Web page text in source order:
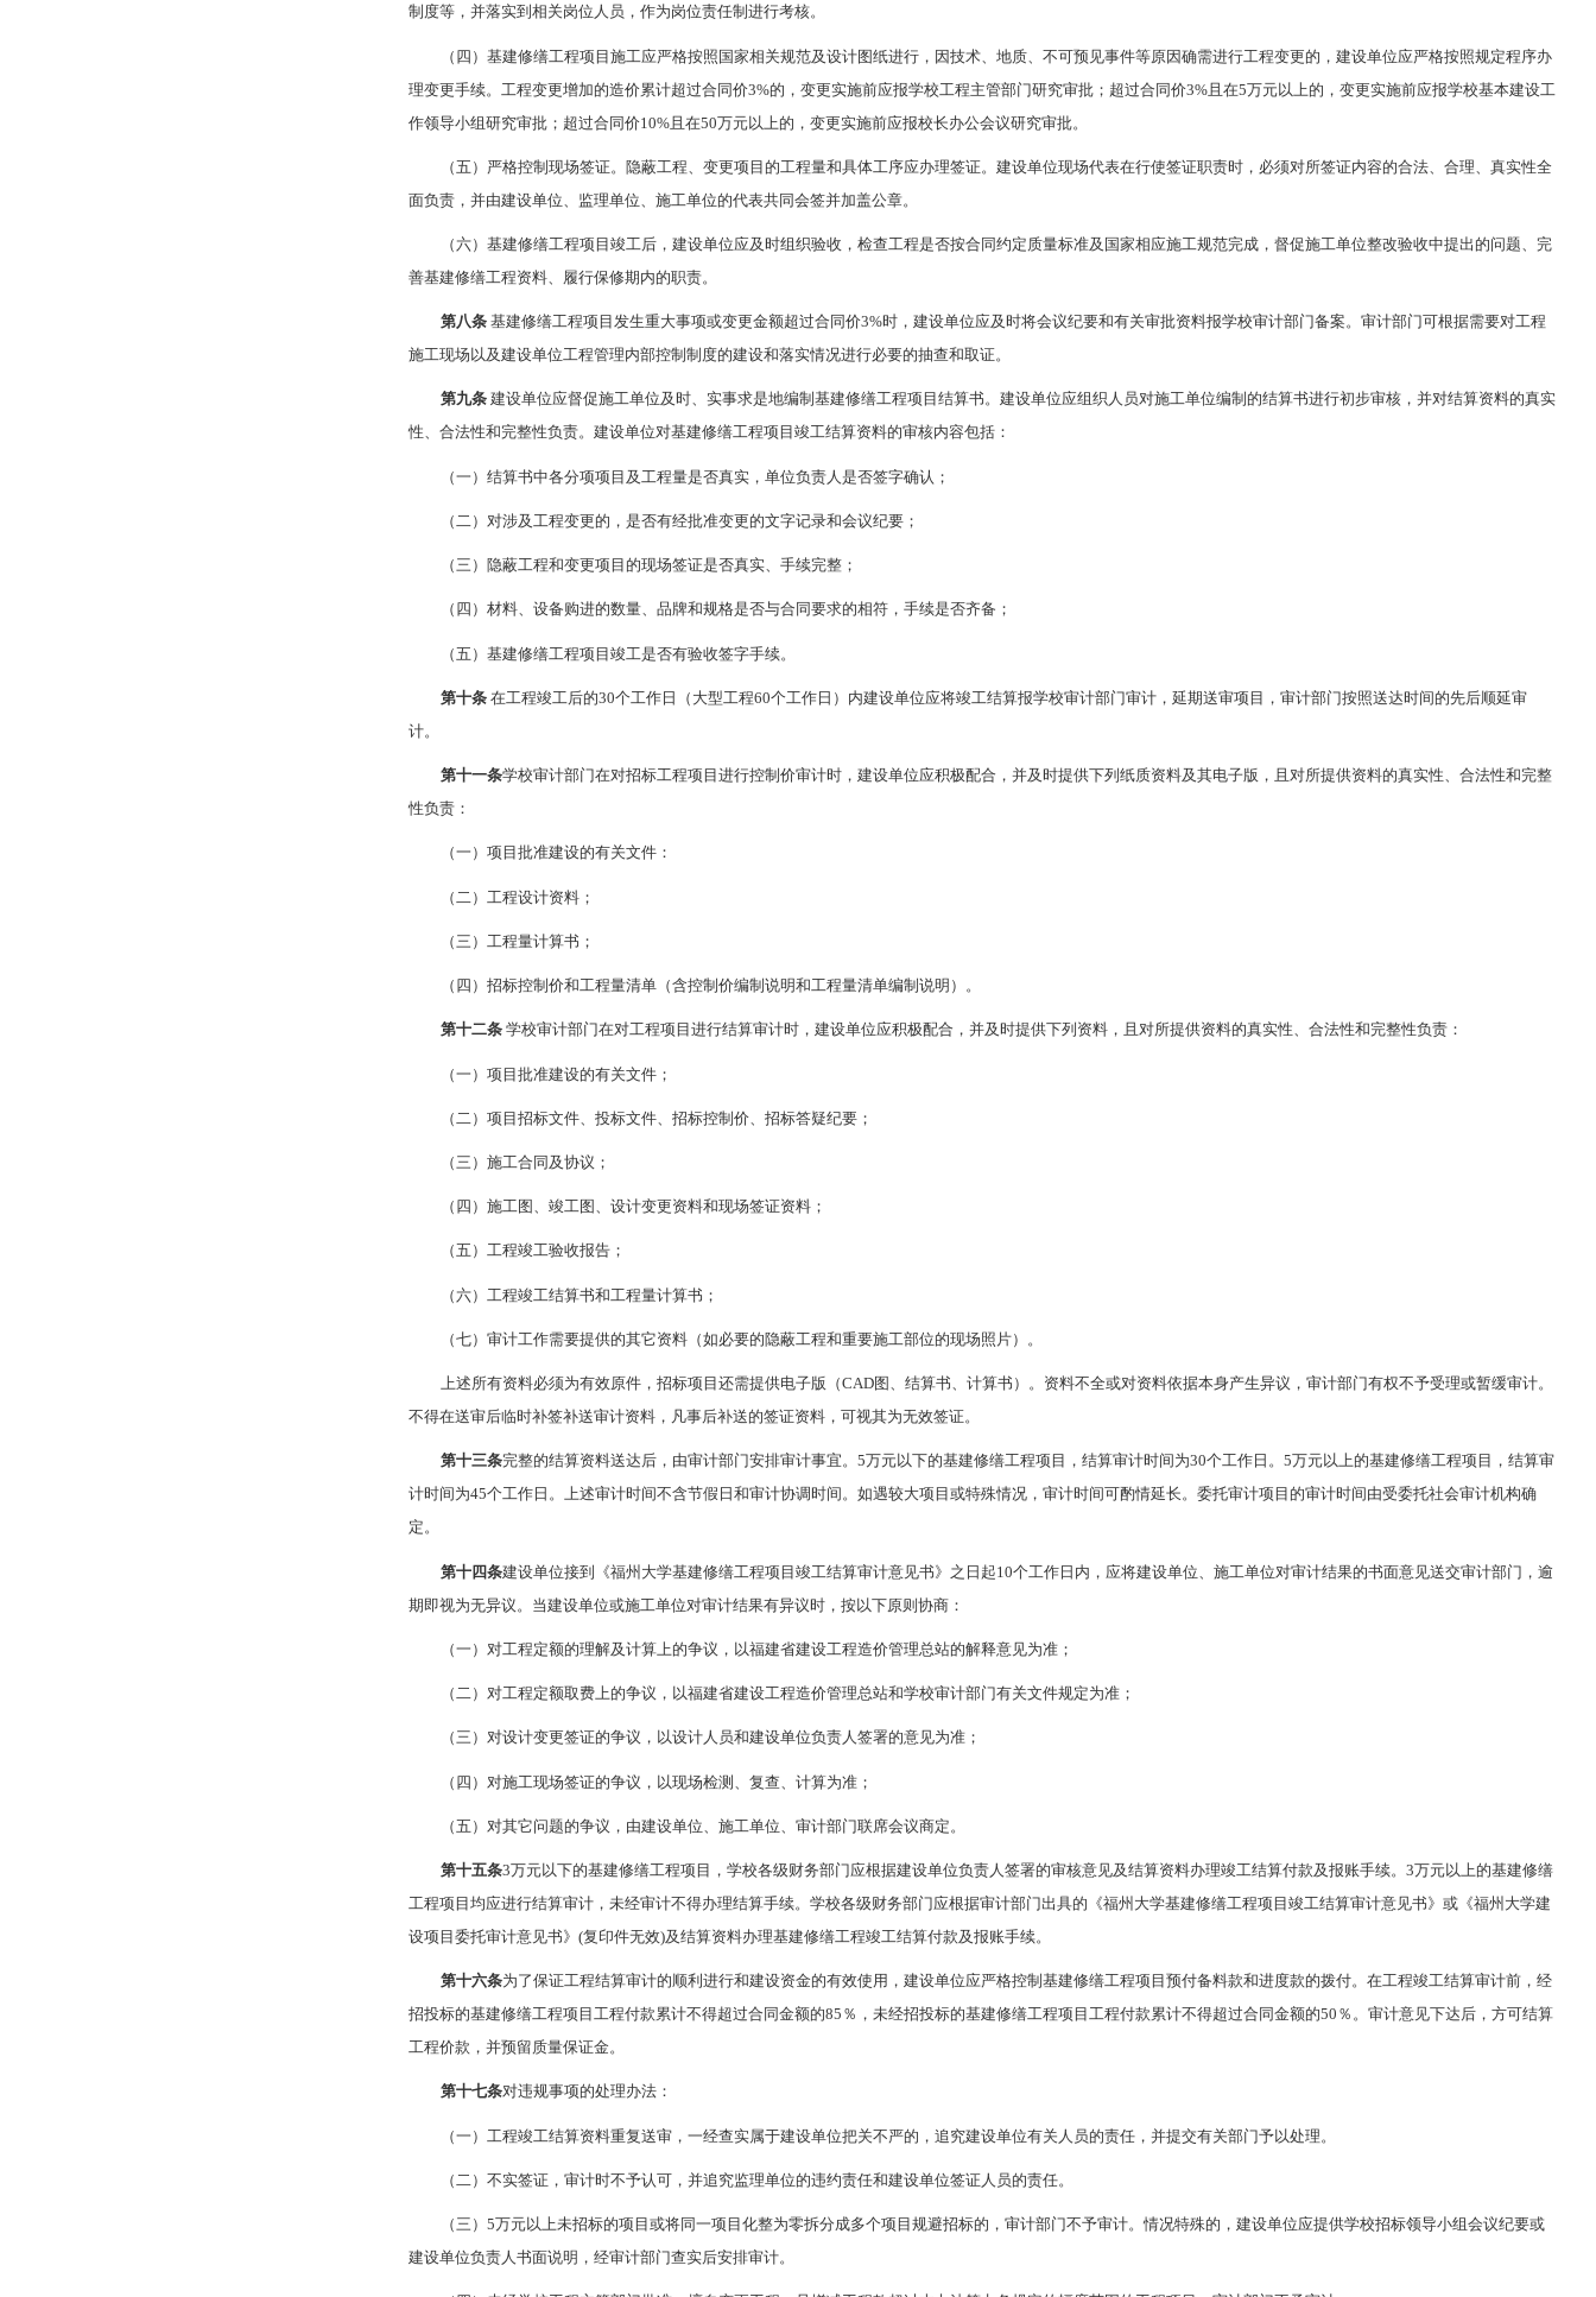
制度等，并落实到相关岗位人员，作为岗位责任制进行考核。
（四）基建修缮工程项目施工应严格按照国家相关规范及设计图纸进行，因技术、地质、不可预见事件等原因确需进行工程变更的，建设单位应严格按照规定程序办
理变更手续。工程变更增加的造价累计超过合同价3%的，变更实施前应报学校工程主管部门研究审批；超过合同价3%且在5万元以上的，变更实施前应报学校基本建设工
作领导小组研究审批；超过合同价10%且在50万元以上的，变更实施前应报校长办公会议研究审批。
（五）严格控制现场签证。隐蔽工程、变更项目的工程量和具体工序应办理签证。建设单位现场代表在行使签证职责时，必须对所签证内容的合法、合理、真实性全
面负责，并由建设单位、监理单位、施工单位的代表共同会签并加盖公章。
（六）基建修缮工程项目竣工后，建设单位应及时组织验收，检查工程是否按合同约定质量标准及国家相应施工规范完成，督促施工单位整改验收中提出的问题、完
善基建修缮工程资料、履行保修期内的职责。
第八条 基建修缮工程项目发生重大事项或变更金额超过合同价3%时，建设单位应及时将会议纪要和有关审批资料报学校审计部门备案。审计部门可根据需要对工程
施工现场以及建设单位工程管理内部控制制度的建设和落实情况进行必要的抽查和取证。
第九条 建设单位应督促施工单位及时、实事求是地编制基建修缮工程项目结算书。建设单位应组织人员对施工单位编制的结算书进行初步审核，并对结算资料的真实
性、合法性和完整性负责。建设单位对基建修缮工程项目竣工结算资料的审核内容包括：
（一）结算书中各分项项目及工程量是否真实，单位负责人是否签字确认；
（二）对涉及工程变更的，是否有经批准变更的文字记录和会议纪要；
（三）隐蔽工程和变更项目的现场签证是否真实、手续完整；
（四）材料、设备购进的数量、品牌和规格是否与合同要求的相符，手续是否齐备；
（五）基建修缮工程项目竣工是否有验收签字手续。
第十条 在工程竣工后的30个工作日（大型工程60个工作日）内建设单位应将竣工结算报学校审计部门审计，延期送审项目，审计部门按照送达时间的先后顺延审
计。
第十一条学校审计部门在对招标工程项目进行控制价审计时，建设单位应积极配合，并及时提供下列纸质资料及其电子版，且对所提供资料的真实性、合法性和完整
性负责：
（一）项目批准建设的有关文件：
（二）工程设计资料；
（三）工程量计算书；
（四）招标控制价和工程量清单（含控制价编制说明和工程量清单编制说明）。
第十二条 学校审计部门在对工程项目进行结算审计时，建设单位应积极配合，并及时提供下列资料，且对所提供资料的真实性、合法性和完整性负责：
（一）项目批准建设的有关文件；
（二）项目招标文件、投标文件、招标控制价、招标答疑纪要；
（三）施工合同及协议；
（四）施工图、竣工图、设计变更资料和现场签证资料；
（五）工程竣工验收报告；
（六）工程竣工结算书和工程量计算书；
（七）审计工作需要提供的其它资料（如必要的隐蔽工程和重要施工部位的现场照片）。
上述所有资料必须为有效原件，招标项目还需提供电子版（CAD图、结算书、计算书）。资料不全或对资料依据本身产生异议，审计部门有权不予受理或暂缓审计。
不得在送审后临时补签补送审计资料，凡事后补送的签证资料，可视其为无效签证。
第十三条完整的结算资料送达后，由审计部门安排审计事宜。5万元以下的基建修缮工程项目，结算审计时间为30个工作日。5万元以上的基建修缮工程项目，结算审
计时间为45个工作日。上述审计时间不含节假日和审计协调时间。如遇较大项目或特殊情况，审计时间可酌情延长。委托审计项目的审计时间由受委托社会审计机构确
定。
第十四条建设单位接到《福州大学基建修缮工程项目竣工结算审计意见书》之日起10个工作日内，应将建设单位、施工单位对审计结果的书面意见送交审计部门，逾
期即视为无异议。当建设单位或施工单位对审计结果有异议时，按以下原则协商：
（一）对工程定额的理解及计算上的争议，以福建省建设工程造价管理总站的解释意见为准；
（二）对工程定额取费上的争议，以福建省建设工程造价管理总站和学校审计部门有关文件规定为准；
（三）对设计变更签证的争议，以设计人员和建设单位负责人签署的意见为准；
（四）对施工现场签证的争议，以现场检测、复查、计算为准；
（五）对其它问题的争议，由建设单位、施工单位、审计部门联席会议商定。
第十五条3万元以下的基建修缮工程项目，学校各级财务部门应根据建设单位负责人签署的审核意见及结算资料办理竣工结算付款及报账手续。3万元以上的基建修缮
工程项目均应进行结算审计，未经审计不得办理结算手续。学校各级财务部门应根据审计部门出具的《福州大学基建修缮工程项目竣工结算审计意见书》或《福州大学建
设项目委托审计意见书》(复印件无效)及结算资料办理基建修缮工程竣工结算付款及报账手续。
第十六条为了保证工程结算审计的顺利进行和建设资金的有效使用，建设单位应严格控制基建修缮工程项目预付备料款和进度款的拨付。在工程竣工结算审计前，经
招投标的基建修缮工程项目工程付款累计不得超过合同金额的85％，未经招投标的基建修缮工程项目工程付款累计不得超过合同金额的50％。审计意见下达后，方可结算
工程价款，并预留质量保证金。
第十七条对违规事项的处理办法：
（一）工程竣工结算资料重复送审，一经查实属于建设单位把关不严的，追究建设单位有关人员的责任，并提交有关部门予以处理。
（二）不实签证，审计时不予认可，并追究监理单位的违约责任和建设单位签证人员的责任。
（三）5万元以上未招标的项目或将同一项目化整为零拆分成多个项目规避招标的，审计部门不予审计。情况特殊的，建设单位应提供学校招标领导小组会议纪要或
建设单位负责人书面说明，经审计部门查实后安排审计。